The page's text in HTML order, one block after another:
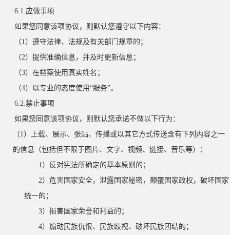
6.1.应做事项
如果您同意该项协议，则默认您遵守以下内容：
（1）遵守法律、法规及有关部门规章的；
（2）提供准确信息，并及时更新信息；
（3）在档案使用真实姓名；
（4）以专业的态度使用“服务”。
6.2.禁止事项
如果您同意该项协议，则默认您承诺不做以下行为：
（1）上载、展示、张贴、传播或以其它方式传送含有下列内容之一
的信息（包括但不限于图片、文字、视频、链接、音乐等）：
1）反对宪法所确定的基本原则的；
2）危害国家安全，泄露国家秘密，颠覆国家政权，破坏国家
统一的；
3）损害国家荣誉和利益的；
4）煽动民族仇恨、民族歧视、破坏民族团结的；